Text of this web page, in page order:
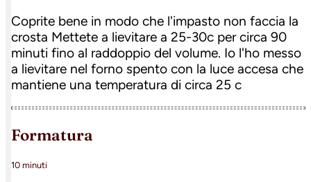
Coprite bene in modo che l'impasto non faccia la
crosta Mettete a lievitare a 25-30c per circa 90
minuti fino al raddoppio del volume. Io l'ho messo
a lievitare nel forno spento con la luce accesa che
mantiene una temperatura di circa 25 c
formatura
10 minuti